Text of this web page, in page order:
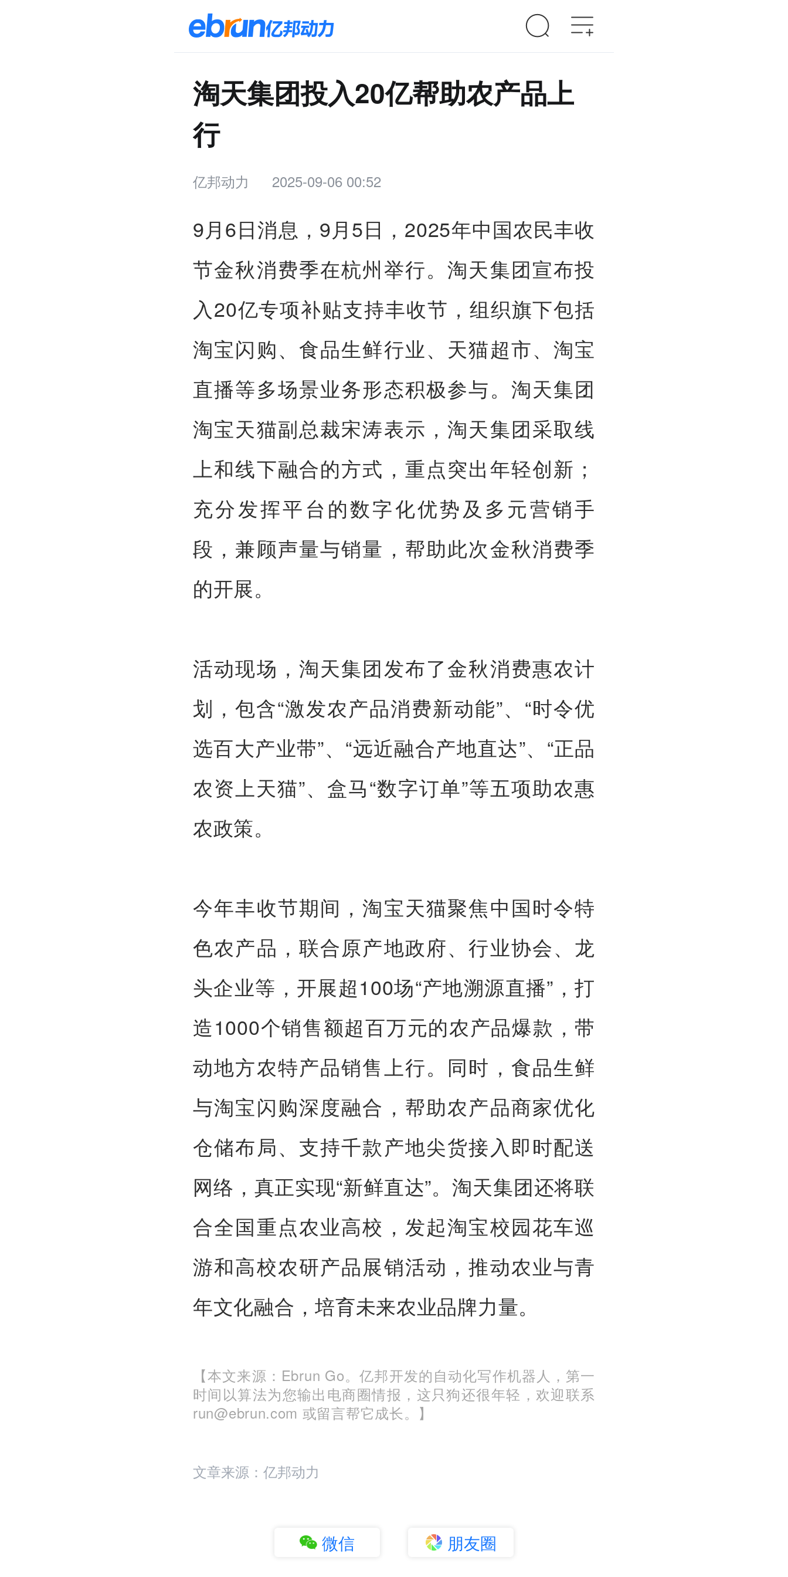
淘天集团投入20亿帮助农产品上
行
亿邦动力 2025-09-06 00:52
9月6日消息，9月5日，2025年中国农民丰收
节金秋消费季在杭州举行。淘天集团宣布投
入20亿专项补贴支持丰收节，组织旗下包括
淘宝闪购、食品生鲜行业、天猫超市、淘宝
直播等多场景业务形态积极参与。淘天集团
淘宝天猫副总裁宋涛表示，淘天集团采取线
上和线下融合的方式，重点突出年轻创新；
充分发挥平台的数字化优势及多元营销手
段，兼顾声量与销量，帮助此次金秋消费季
的开展。
活动现场，淘天集团发布了金秋消费惠农计
划，包含“激发农产品消费新动能”、“时令优
选百大产业带”、“远近融合产地直达”、“正品
农资上天猫”、盒马“数字订单”等五项助农惠
农政策。
今年丰收节期间，淘宝天猫聚焦中国时令特
色农产品，联合原产地政府、行业协会、龙
头企业等，开展超100场“产地溯源直播”，打
造1000个销售额超百万元的农产品爆款，带
动地方农特产品销售上行。同时，食品生鲜
与淘宝闪购深度融合，帮助农产品商家优化
仓储布局、支持千款产地尖货接入即时配送
网络，真正实现“新鲜直达”。淘天集团还将联
合全国重点农业高校，发起淘宝校园花车巡
游和高校农研产品展销活动，推动农业与青
年文化融合，培育未来农业品牌力量。
【本文来源：Ebrun Go。亿邦开发的自动化写作机器人，第一
时间以算法为您输出电商圈情报，这只狗还很年轻，欢迎联系
run@ebrun.com 或留言帮它成长。】
文章来源：亿邦动力
微信 朋友圈